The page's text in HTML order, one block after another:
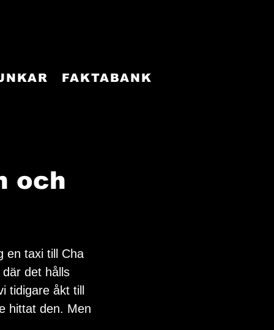
FAKTABANK
och
en taxi till Cha
det hålls
tidigare åkt till
hittat den. Men